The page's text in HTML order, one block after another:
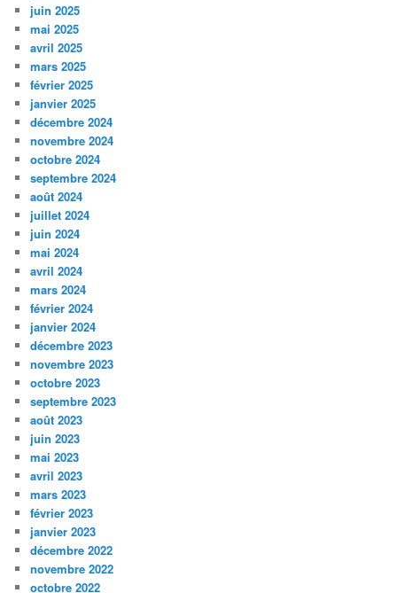
juin 2025
mai 2025
avril 2025
mars 2025
février 2025
janvier 2025
décembre 2024
novembre 2024
octobre 2024
septembre 2024
août 2024
juillet 2024
juin 2024
mai 2024
avril 2024
mars 2024
février 2024
janvier 2024
décembre 2023
novembre 2023
octobre 2023
septembre 2023
août 2023
juin 2023
mai 2023
avril 2023
mars 2023
février 2023
janvier 2023
décembre 2022
novembre 2022
octobre 2022